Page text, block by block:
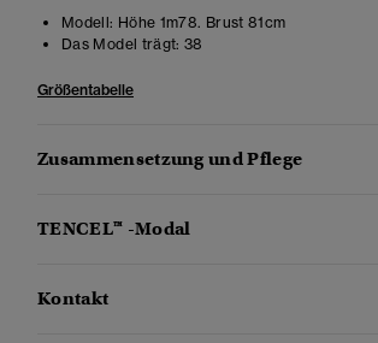
Modell: Höhe 1m78. Brust 81cm
Das Model trägt: 38
Größentabelle
Zusammensetzung und Pflege
TENCEL™ -Modal
Kontakt